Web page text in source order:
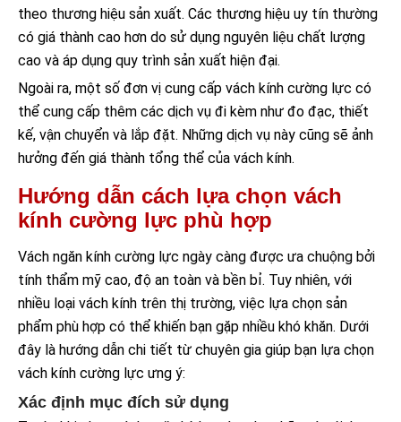
theo thương hiệu sản xuất. Các thương hiệu uy tín thường
có giá thành cao hơn do sử dụng nguyên liệu chất lượng
cao và áp dụng quy trình sản xuất hiện đại.
Ngoài ra, một số đơn vị cung cấp vách kính cường lực có
thể cung cấp thêm các dịch vụ đi kèm như đo đạc, thiết
kế, vận chuyển và lắp đặt. Những dịch vụ này cũng sẽ ảnh
hưởng đến giá thành tổng thể của vách kính.
Hướng dẫn cách lựa chọn vách
kính cường lực phù hợp
Vách ngăn kính cường lực ngày càng được ưa chuộng bởi
tính thẩm mỹ cao, độ an toàn và bền bỉ. Tuy nhiên, với
nhiều loại vách kính trên thị trường, việc lựa chọn sản
phẩm phù hợp có thể khiến bạn gặp nhiều khó khăn. Dưới
đây là hướng dẫn chi tiết từ chuyên gia giúp bạn lựa chọn
vách kính cường lực ưng ý:
Xác định mục đích sử dụng